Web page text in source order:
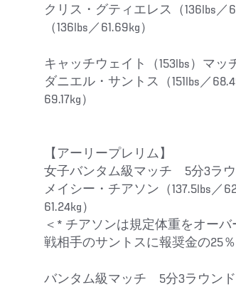
クリス・グティエレス（136lbs／
（136lbs／61.69kg）
キャッチウェイト（153lbs）マ
ダニエル・サントス（151lbs／
69.17kg）
【アーリープレリム】
女子バンタム級マッチ 5分3ラウ
メイシー・チアソン（137.5lbs／
61.24kg）
＜* チアソンは規定体重をオー
戦相手のサントスに報奨金の25
バンタム級マッチ 5分3ラウンド